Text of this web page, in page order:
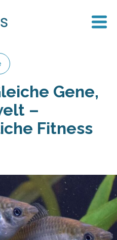
Gene,
–
Fitness